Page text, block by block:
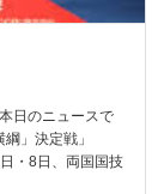
日のニュースで
綱」決定戦」
・8日、両国国技